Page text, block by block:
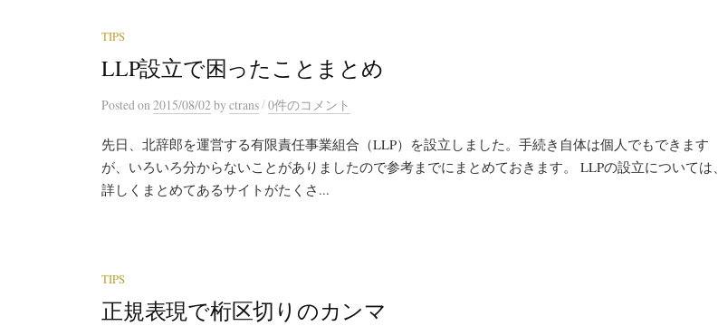
TIPS
LLP設立で困ったことまとめ
Postedon 2015/08/02by ctrans/0件のコメント
先日、北辞郎を運営する有限責任事業組合（LLP）を設立しました。手続き自体は個人でもできます
が、いろいろ分からないことがありましたので参考までにまとめておきます。 LLPの設立については、
詳しくまとめてあるサイトがたくさ...
TIPS
正規表現で桁区切りのカンマ